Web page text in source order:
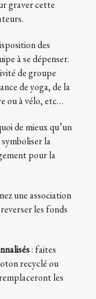
graver cette
des
à se dépenser.
de groupe
de yoga, de la
ou à vélo, etc…
de mieux qu’un
la
pour la
une association
les fonds
: faites
recyclé ou
les